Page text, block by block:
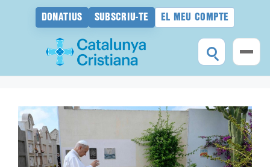
DONATIUS SUBSCRIU-TE EL MEU COMPTE
contingut